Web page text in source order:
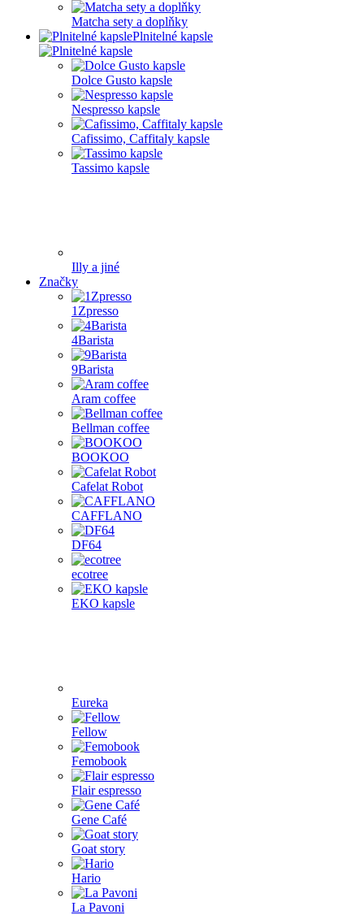
Matcha sety a doplňky
Plnitelné kapsle
Dolce Gusto kapsle
Nespresso kapsle
Cafissimo, Caffitaly kapsle
Tassimo kapsle
Illy a jiné
Značky
1Zpresso
4Barista
9Barista
Aram coffee
Bellman coffee
BOOKOO
Cafelat Robot
CAFFLANO
DF64
ecotree
EKO kapsle
Eureka
Fellow
Femobook
Flair espresso
Gene Café
Goat story
Hario
La Pavoni